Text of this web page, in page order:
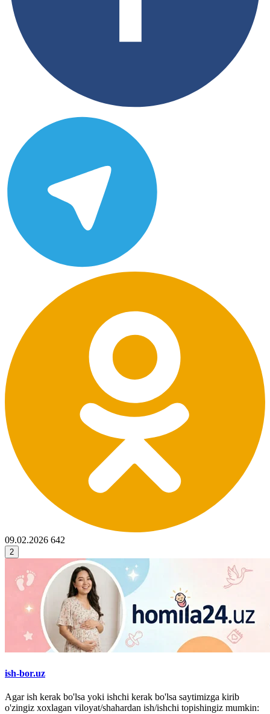
09.02.2026 642
2
ish-bor.uz
Agar ish kerak bo'lsa yoki ishchi kerak bo'lsa saytimizga kirib
o'zingiz xoxlagan viloyat/shahardan ish/ishchi topishingiz mumkin: